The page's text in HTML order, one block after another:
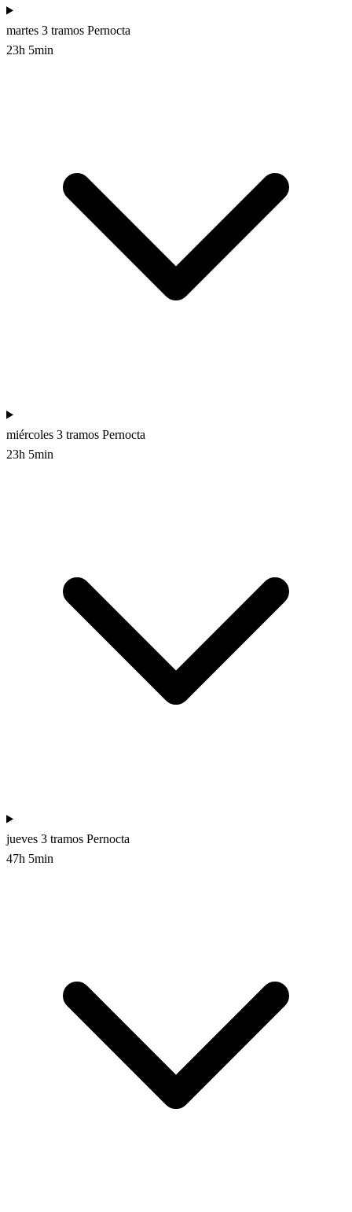
martes 3 tramos Pernocta
23h 5min
miércoles 3 tramos Pernocta
23h 5min
jueves 3 tramos Pernocta
47h 5min